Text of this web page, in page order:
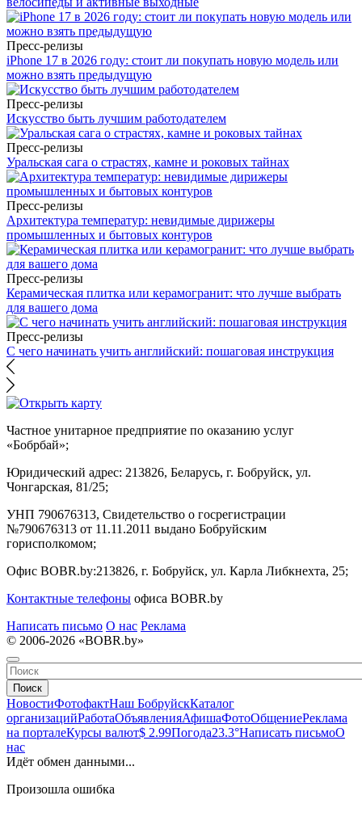
Пресс-релизы
iPhone 17 в 2026 году: стоит ли покупать новую модель или
можно взять предыдущую
Пресс-релизы
Искусство быть лучшим работодателем
Пресс-релизы
Уральская сага о страстях, камне и роковых тайнах
Пресс-релизы
Архитектура температур: невидимые дирижеры
промышленных и бытовых контуров
Пресс-релизы
Керамическая плитка или керамогранит: что лучше выбрать
для вашего дома
Пресс-релизы
С чего начинать учить английский: пошаговая инструкция
Частное унитарное предприятие по оказанию услуг
«Бобрбай»;
Юридический адрес: 213826, Беларусь, г. Бобруйск, ул.
Чонгарская, 81/25;
УНП 790676313, Свидетельство о госрегистрации
№790676313 от 11.11.2011 выдано Бобруйским
горисполкомом;
Офис BOBR.by:213826, г. Бобруйск, ул. Карла Либкнехта, 25;
Контактные телефоны офиса BOBR.by
Написать письмо О нас Реклама
© 2006-2026 «BOBR.by»
Поиск
НовостиФотофактНаш БобруйскКаталог
организацийРаботаОбъявленияАфишаФотоОбщениеРеклама
на порталеКурсы валют$ 2.99Погода23.3°Написать письмоО
нас
Идёт обмен данными...
Произошла ошибка